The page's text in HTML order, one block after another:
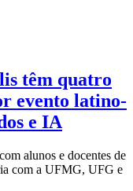
têm quatro
evento latino-
e IA
alunos e docentes de
com a UFMG, UFG e